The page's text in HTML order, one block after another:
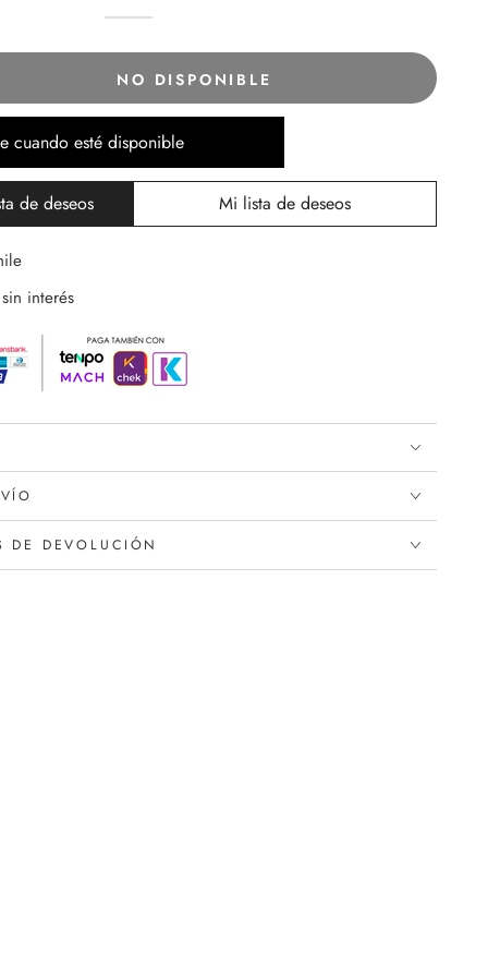
HONEY
Variante
o
disponible
o
no
disponible
NO DISPONIBLE
cuando esté disponible
de deseos Mi lista de deseos
interés
DE DEVOLUCIÓN